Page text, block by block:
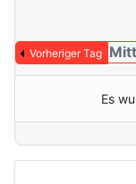
Vorheriger Tag
Es